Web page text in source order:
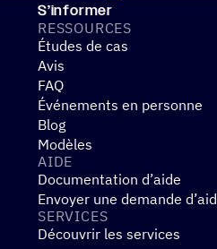
S’informer
RESSOURCES
Études de cas
Avis
FAQ
Événements en personne
Blog
Modèles
AIDE
Documentation d’aide
Envoyer une demande
SERVICES
Découvrir les services